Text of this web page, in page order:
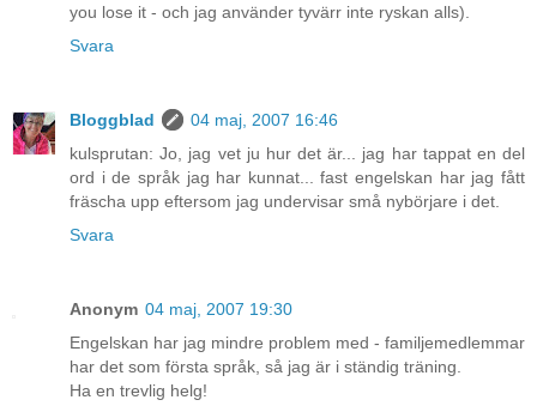
you lose it - och jag använder tyvärr inte ryskan alls).
Svara
Bloggblad
04 maj, 2007 16:46
kulsprutan: Jo, jag vet ju hur det är... jag har tappat en del
ord i de språk jag har kunnat... fast engelskan har jag fått
fräscha upp eftersom jag undervisar små nybörjare i det.
Svara
Anonym 04 maj, 2007 19:30
Engelskan har jag mindre problem med - familjemedlemmar
har det som första språk, så jag är i ständig träning.
Ha en trevlig helg!